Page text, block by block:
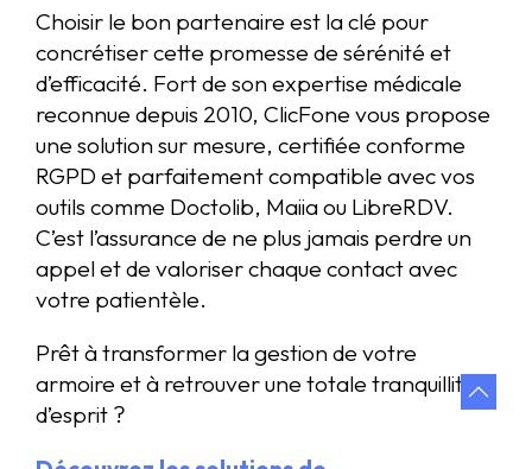
Choisir le bon partenaire est la clé pour
concrétiser cette promesse de sérénité et
d’efficacité. Fort de son expertise médicale
reconnue depuis 2010, ClicFone vous propose
une solution sur mesure, certifiée conforme
RGPD et parfaitement compatible avec vos
outils comme Doctolib, Maiia ou LibreRDV.
C’est l’assurance de ne plus jamais perdre un
appel et de valoriser chaque contact avec
votre patientèle.
Prêt à transformer la gestion de votre
armoire et à retrouver une totale tranquillité
d’esprit ?